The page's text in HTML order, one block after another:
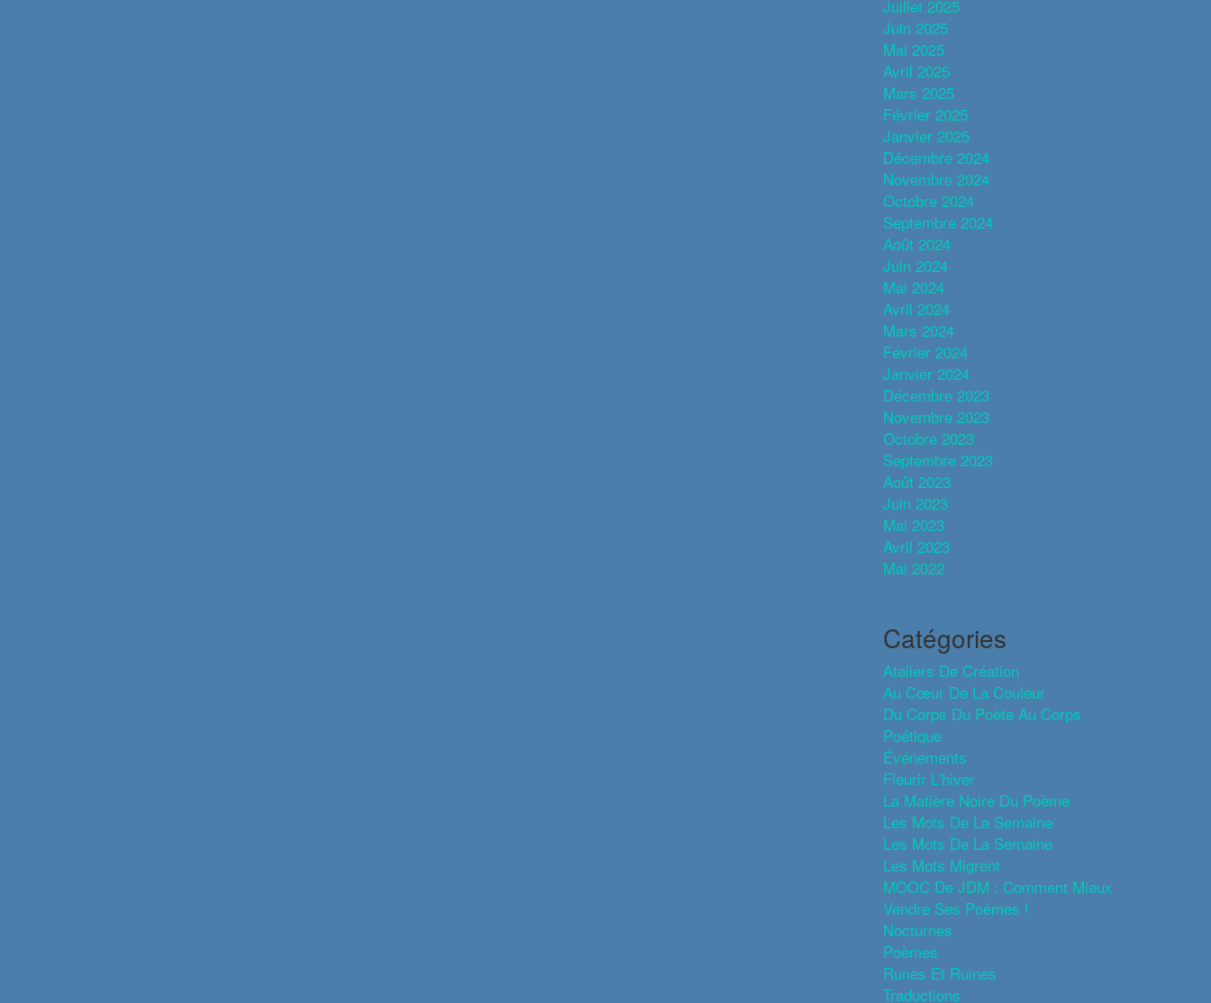
Juillet 2025
Juin 2025
Mai 2025
Avril 2025
Mars 2025
Février 2025
Janvier 2025
Décembre 2024
Novembre 2024
Octobre 2024
Septembre 2024
Août 2024
Juin 2024
Mai 2024
Avril 2024
Mars 2024
Février 2024
Janvier 2024
Décembre 2023
Novembre 2023
Octobre 2023
Septembre 2023
Août 2023
Juin 2023
Mai 2023
Avril 2023
Mai 2022
Catégories
Ateliers De Création
Au Cœur De La Couleur
Du Corps Du Poète Au Corps
Poétique
Événements
Fleurir L'hiver
La Matière Noire Du Poème
Les Mots De La Semaine
Les Mots De La Semaine
Les Mots Migrent
MOOC De JDM : Comment Mieux
Vendre Ses Poèmes !
Nocturnes
Poèmes
Runes Et Ruines
Traductions